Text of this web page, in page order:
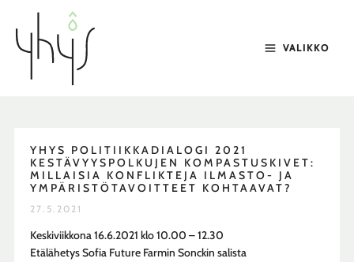
sisältöön
VALIKKO
YHYS POLITIIKKADIALOGI 2021
KESTÄVYYSPOLKUJEN KOMPASTUSKIVET:
MILLAISIA KONFLIKTEJA ILMASTO- JA
YMPÄRISTÖTAVOITTEET KOHTAAVAT?
27.5.2021
Keskiviikkona 16.6.2021 klo 10.00 – 12.30
Etälähetys Sofia Future Farmin Sonckin salista